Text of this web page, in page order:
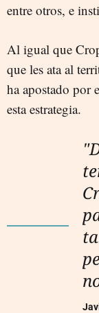
entre otros, e
Al igual que
que les ata al
ha apostado por
esta estrategia.